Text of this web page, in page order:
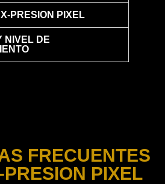
PRESION PIXEL
NIVEL DE
FRECUENTES
PIXEL